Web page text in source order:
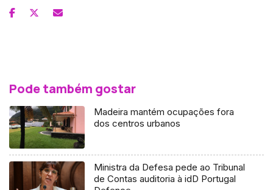
Pode também gostar
Madeira mantém ocupações fora
dos centros urbanos
Ministra da Defesa pede ao Tribunal
de Contas auditoria à idD Portugal